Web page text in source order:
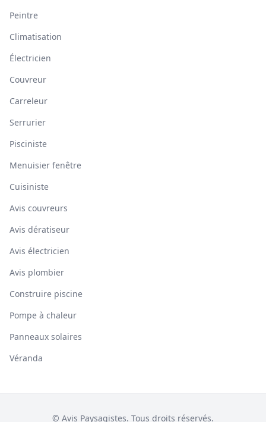
Peintre
Climatisation
Électricien
Couvreur
Carreleur
Serrurier
Pisciniste
Menuisier fenêtre
Cuisiniste
Avis couvreurs
Avis dératiseur
Avis électricien
Avis plombier
Construire piscine
Pompe à chaleur
Panneaux solaires
Véranda
© Avis Paysagistes. Tous droits réservés.